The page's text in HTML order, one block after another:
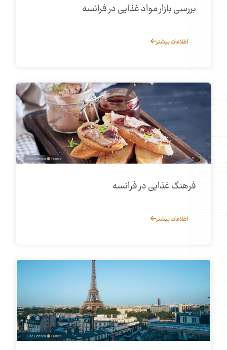
بررسی بازار مواد غذایی در فرانسه
اطلاعات بیشتر
فرهنگ غذایی در فرانسه
اطلاعات بیشتر